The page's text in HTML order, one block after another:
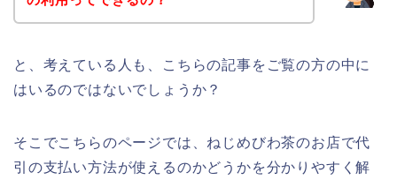
と、考えている人も、こちらの記事をご覧の方の中に
はいるのではないでしょうか？
そこでこちらのページでは、ねじめびわ茶のお店で代
引の支払い方法が使えるのかどうかを分かりやすく解